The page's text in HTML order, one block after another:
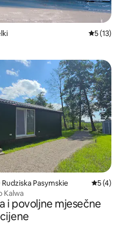
Prosječna
5 (13)
Pasymskie
5 (4)
Kalwa
i povoljne mjesečne
cijene